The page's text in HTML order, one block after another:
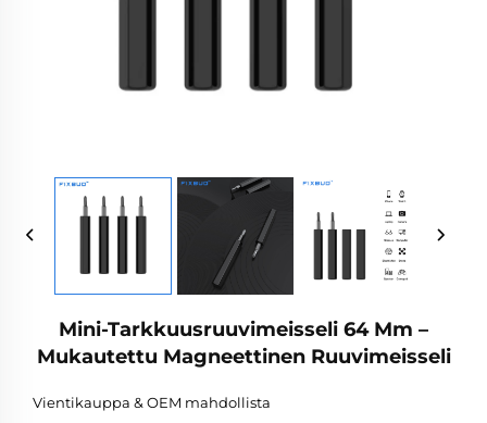
Mini-Tarkkuusruuvimeisseli 64 Mm –
Mukautettu Magneettinen Ruuvimeisseli
Vientikauppa & OEM mahdollista